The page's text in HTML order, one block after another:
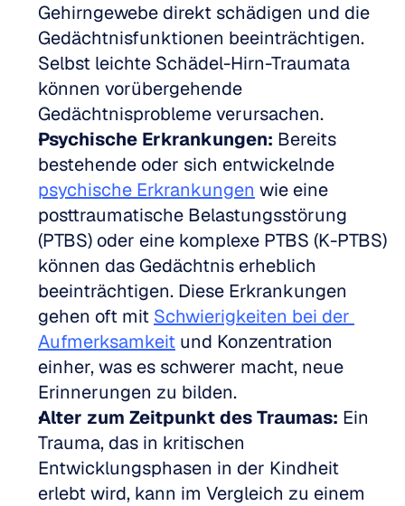
Gehirngewebe direkt schädigen und die
Gedächtnisfunktionen beeinträchtigen.
Selbst leichte Schädel-Hirn-Traumata
können vorübergehende
Gedächtnisprobleme verursachen.
Psychische Erkrankungen: Bereits
psychische Erkrankungen wie eine
posttraumatische Belastungsstörung
(PTBS) oder eine komplexe PTBS (K-PTBS)
können das Gedächtnis erheblich
beeinträchtigen. Diese Erkrankungen
gehen oft mit Schwierigkeiten bei der
Aufmerksamkeit und Konzentration
einher, was es schwerer macht, neue
Erinnerungen zu bilden.
Alter zum Zeitpunkt des Traumas: Ein
Trauma, das in kritischen
Entwicklungsphasen in der Kindheit
erlebt wird, kann im Vergleich zu einem